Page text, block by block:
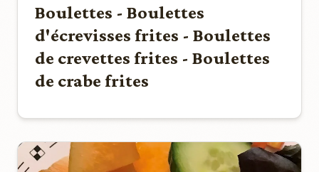
Boulettes - Boulettes
d'écrevisses frites - Boulettes
de crevettes frites - Boulettes
de crabe frites